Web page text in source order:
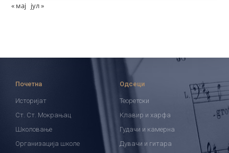
« мај јул »
Почетна
Историјат
Ст. Ст. Мокрањац
Школовање
Организација школе
Одсеци
Теоретски
Клавир и харфа
Гудачи и камерна
Дувачи и гитара